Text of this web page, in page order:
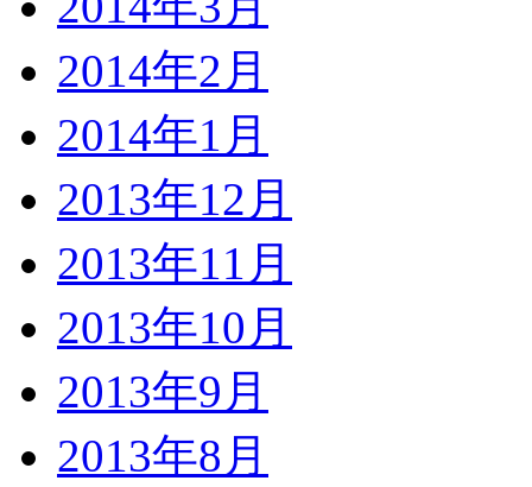
2014年2月
2014年1月
2013年12月
2013年11月
2013年10月
2013年9月
2013年8月